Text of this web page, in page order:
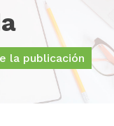
la publicación